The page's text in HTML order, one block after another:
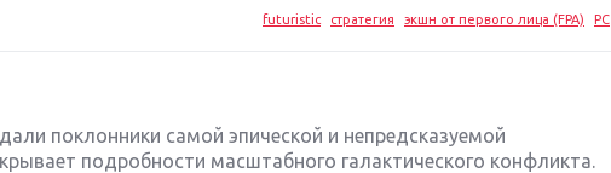
futuristic стратегия экшн от первого лица (FPA) PC
поклонники самой эпической и непредсказуемой
подробности масштабного галактического конфликта.